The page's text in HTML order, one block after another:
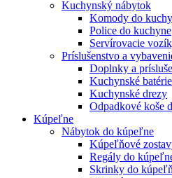
Kuchynský nábytok
Komody do
Police do kuchyne
Servírovacie
Príslušenstvo a
Doplnky a
Kuchynské batérie
Kuchynské drezy
Odpadkové koše
Kúpeľne
Nábytok do kúpeľne
Kúpeľňové
Regály do
Skrinky do